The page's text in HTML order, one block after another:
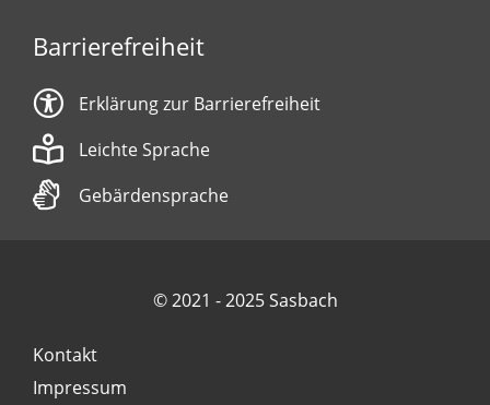
Barrierefreiheit
Erklärung zur Barrierefreiheit
Leichte Sprache
Gebärdensprache
© 2021 - 2025 Sasbach
Kontakt
Impressum